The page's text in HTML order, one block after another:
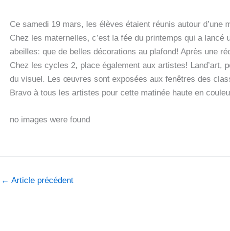
Ce samedi 19 mars, les élèves étaient réunis autour d’une
Chez les maternelles, c’est la fée du printemps qui a
abeilles: que de belles décorations au plafond! Après une
Chez les cycles 2, place également aux artistes!
du visuel. Les œuvres sont exposées aux fenêtres des
Bravo à tous les artistes pour cette matinée haute en
no images were found
← Article précédent